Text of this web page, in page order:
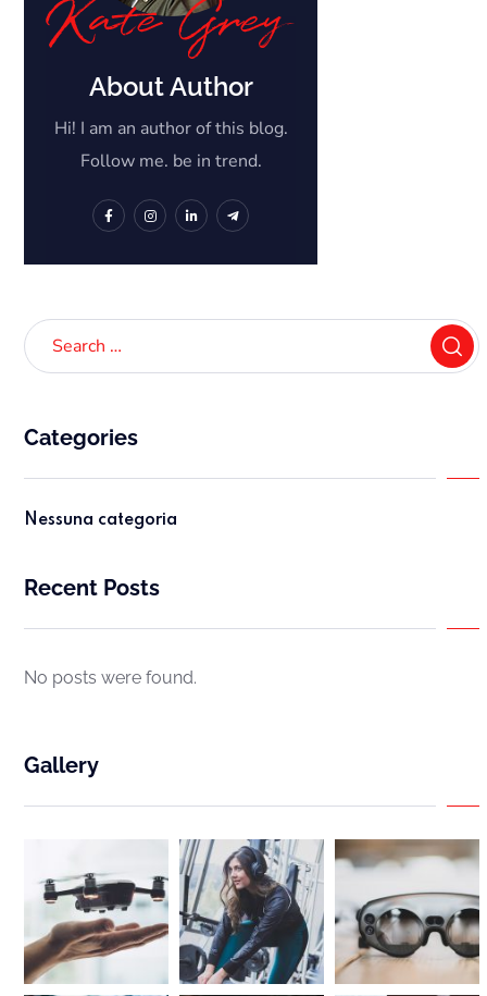
About Author
Hi! I am an author of this blog.
Follow me. be in trend.
Categories
Nessuna categoria
Recent Posts
No posts were found.
Gallery